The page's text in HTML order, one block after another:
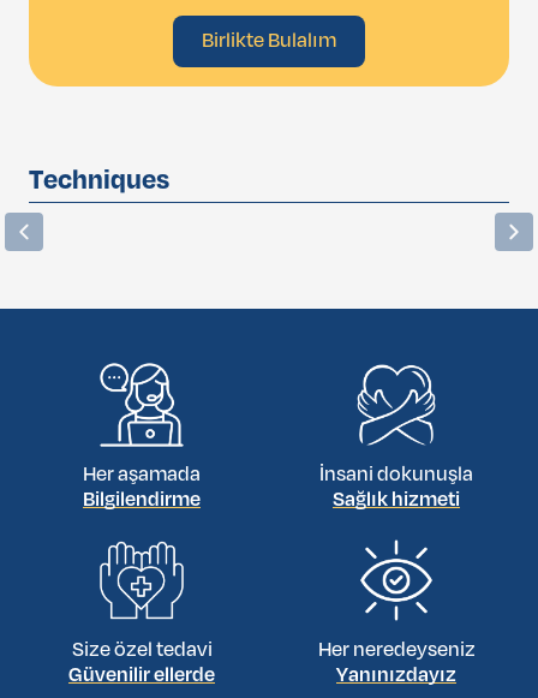
Birlikte Bulalım
Techniques
Her aşamada
Bilgilendirme
İnsani dokunuşla
Sağlık hizmeti
Size özel tedavi
Güvenilir ellerde
Her neredeyseniz
Yanınızdayız